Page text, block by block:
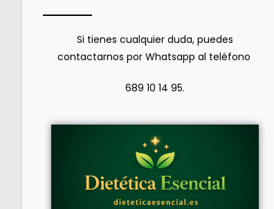
Si tienes cualquier duda, puedes
contactarnos por Whatsapp al teléfono
689 10 14 95.